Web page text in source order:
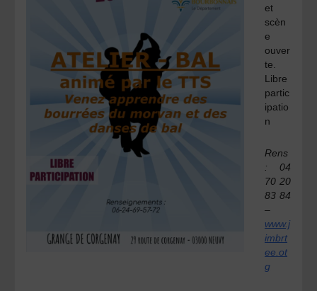
et
scèn
e
ouver
te.
Libre
partic
ipatio
n
Rens
: 04
70 20
83 84
–
www.j
imbrt
ee.ot
g